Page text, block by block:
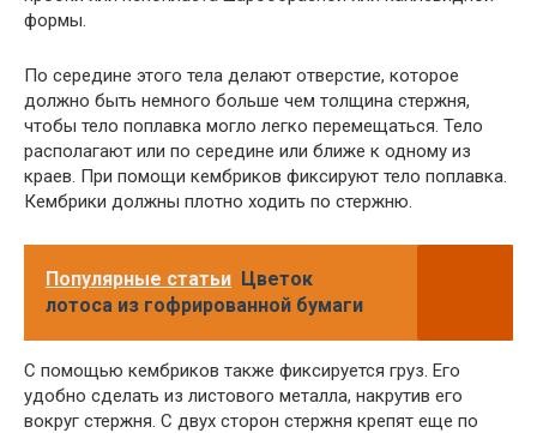
формы.
По середине этого тела делают отверстие, которое
должно быть немного больше чем толщина стержня,
чтобы тело поплавка могло легко перемещаться. Тело
располагают или по середине или ближе к одному из
краев. При помощи кембриков фиксируют тело поплавка.
Кембрики должны плотно ходить по стержню.
Популярные статьи Цветок
лотоса из гофрированной бумаги
С помощью кембриков также фиксируется груз. Его
удобно сделать из листового металла, накрутив его
вокруг стержня. С двух сторон стержня крепят еще по